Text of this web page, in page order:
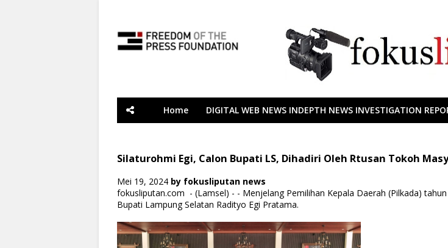
Home DIGITAL WEB NEWS INDEPTH NEWS INVESTIGATION
Silaturohmi Egi, Calon Bupati LS, Dihadiri Oleh Rtusan Tokoh
Mei 19, 2024 by fokusliputan news
fokusliputan.com - (Lamsel) - - Menjelang Pemilihan Kepala Daerah (Pilkada)
Bupati Lampung Selatan Radityo Egi Pratama.